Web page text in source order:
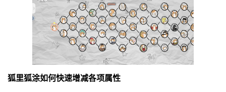
狐里狐涂如何快速增减各项属性